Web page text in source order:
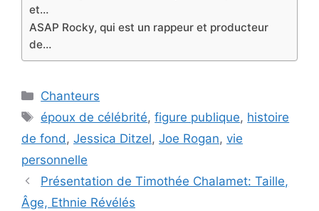
et…
ASAP Rocky, qui est un rappeur et producteur
de…
Categories
Chanteurs
Tags
époux de célébrité,figure publique, histoire
de fond, Jessica Ditzel, Joe Rogan, vie
personnelle
Présentation de Timothée Chalamet: Taille,
Âge, Ethnie Révélés